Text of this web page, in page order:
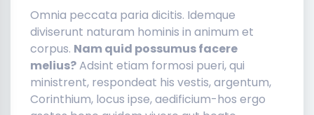
Omnia peccata paria dicitis. Idemque
diviserunt naturam hominis in animum et
corpus. Nam quid possumus facere
melius?Adsint etiam formosi pueri, qui
ministrent, respondeat his vestis, argentum,
Corinthium, locus ipse, aedificium-hos ergo